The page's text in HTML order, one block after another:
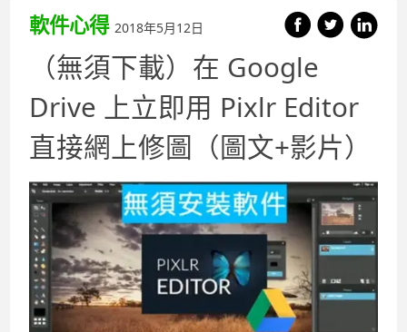
軟件心得 2018年5月12日
（無須下載）在 Google
Drive 上立即用 Pixlr Editor
直接網上修圖（圖文+影片）